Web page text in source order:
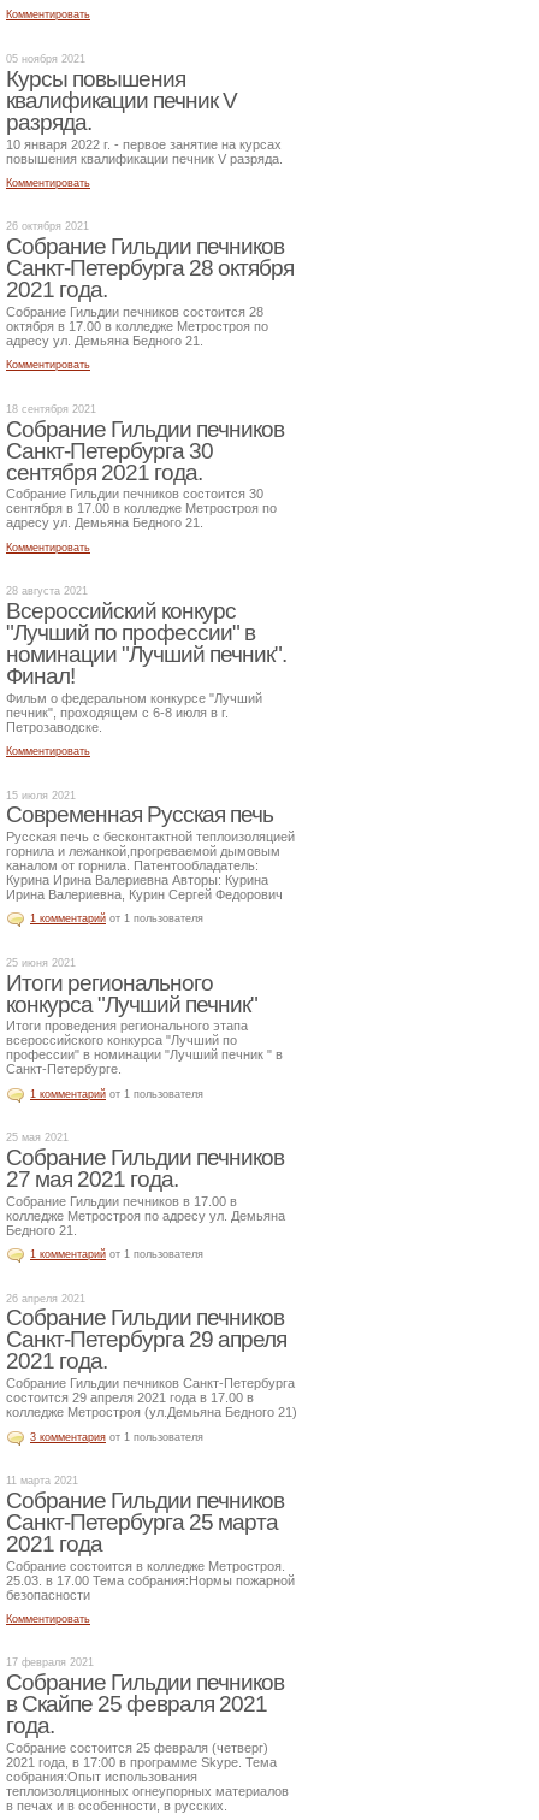
Комментировать
05 ноября 2021
Курсы повышения
квалификации печник V
разряда.
10 января 2022 г. - первое занятие на курсах
повышения квалификации печник V разряда.
Комментировать
26 октября 2021
Собрание Гильдии печников
Санкт-Петербурга 28 октября
2021 года.
Собрание Гильдии печников состоится 28
октября в 17.00 в колледже Метростроя по
адресу ул. Демьяна Бедного 21.
Комментировать
18 сентября 2021
Собрание Гильдии печников
Санкт-Петербурга 30
сентября 2021 года.
Собрание Гильдии печников состоится 30
сентября в 17.00 в колледже Метростроя по
адресу ул. Демьяна Бедного 21.
Комментировать
28 августа 2021
Всероссийский конкурс
"Лучший по профессии" в
номинации "Лучший печник".
Финал!
Фильм о федеральном конкурсе "Лучший
печник", проходящем с 6-8 июля в г.
Петрозаводске.
Комментировать
15 июля 2021
Современная Русская печь
Русская печь с бесконтактной теплоизоляцией
горнила и лежанкой,прогреваемой дымовым
каналом от горнила. Патентообладатель:
Курина Ирина Валериевна Авторы: Курина
Ирина Валериевна, Курин Сергей Федорович
1 комментарий от 1 пользователя
25 июня 2021
Итоги регионального
конкурса "Лучший печник"
Итоги проведения регионального этапа
всероссийского конкурса "Лучший по
профессии" в номинации "Лучший печник " в
Санкт-Петербурге.
1 комментарий от 1 пользователя
25 мая 2021
Собрание Гильдии печников
27 мая 2021 года.
Собрание Гильдии печников в 17.00 в
колледже Метростроя по адресу ул. Демьяна
Бедного 21.
1 комментарий от 1 пользователя
26 апреля 2021
Собрание Гильдии печников
Санкт-Петербурга 29 апреля
2021 года.
Собрание Гильдии печников Санкт-Петербурга
состоится 29 апреля 2021 года в 17.00 в
колледже Метростроя (ул.Демьяна Бедного 21)
3 комментария от 1 пользователя
11 марта 2021
Собрание Гильдии печников
Санкт-Петербурга 25 марта
2021 года
Собрание состоится в колледже Метростроя.
25.03. в 17.00 Тема собрания:Нормы пожарной
безопасности
Комментировать
17 февраля 2021
Собрание Гильдии печников
в Скайпе 25 февраля 2021
года.
Собрание состоится 25 февраля (четверг)
2021 года, в 17:00 в программе Skype. Тема
собрания:Опыт использования
теплоизоляционных огнеупорных материалов
в печах и в особенности, в русских.